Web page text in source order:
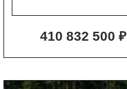
410 832 500 ₽